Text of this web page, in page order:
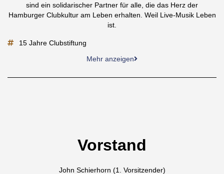
sind ein solidarischer Partner für alle, die das Herz der
Hamburger Clubkultur am Leben erhalten. Weil Live-Musik Leben
ist.
15 Jahre Clubstiftung
Mehr anzeigen
Vorstand
John Schierhorn (1. Vorsitzender)